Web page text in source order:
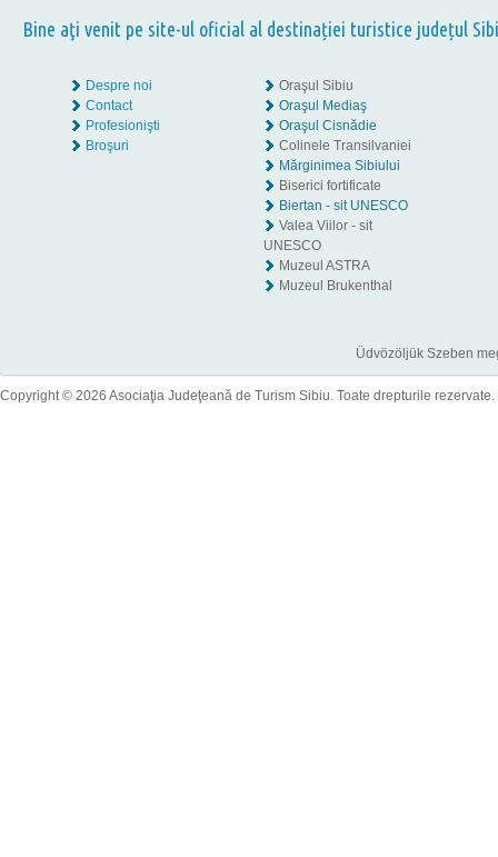
Bine aţi venit pe site-ul oficial al destinației turistice județul
Despre noi
Contact
Profesionişti
Broşuri
Oraşul Sibiu
Oraşul Mediaş
Oraşul Cisnădie
Colinele Transilvaniei
Mărginimea Sibiului
Biserici fortificate
Biertan - sit UNESCO
Valea Viilor - sit
UNESCO
Muzeul ASTRA
Muzeul Brukenthal
Üdvözöljük Szeben
Copyright © 2026 Asociaţia Judeţeană de Turism Sibiu. Toate drepturile rezervate.